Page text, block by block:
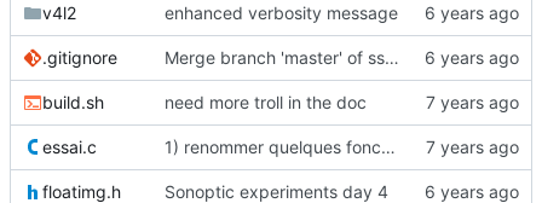
v4l2 enhanced verbosity message
.gitignore Merge branch 'master' of ssh://tetalab.org:2213/tTh/FloatImg
build.sh need more troll in the doc
essai.c 1) renommer quelques fonctions dans lib/operators.c
floatimg.h Sonoptic experiments day 4